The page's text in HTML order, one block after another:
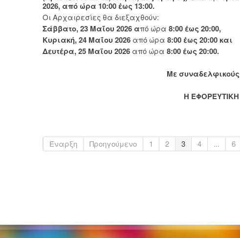
2026, από ώρα 10:00 έως 13:00.
Οι Αρχαιρεσίες θα διεξαχθούν:
Σάββατο, 23 Μαΐου 2026 από ώρα 8:00 έως 20:00,
Κυριακή, 24 Μαΐου 2026 από ώρα 8:00 έως 20:00 και
Δευτέρα, 25 Μαΐου 2026 από ώρα 8:00 έως 20:00.
Με
Η
Έναρξη Προηγούμενο 1 2 3 4 ... 6